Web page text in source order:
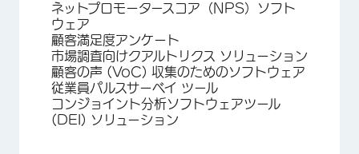
ネットプロモータースコア（NPS）ソフト
ウェア
顧客満足度アンケート
市場調査向けクアルトリクス ソリューション
顧客の声 (VoC) 収集のためのソフトウェア
従業員パルスサーベイ ツール
コンジョイント分析ソフトウェアツール
(DEI) ソリューション